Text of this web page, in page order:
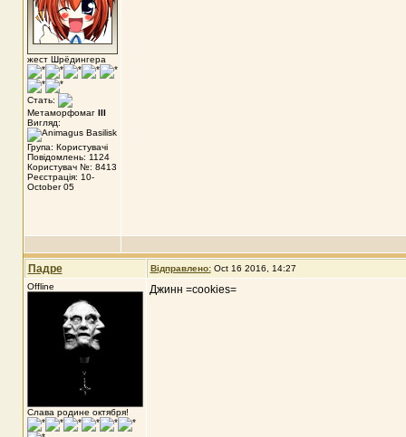
жест Шрёдингера
Стать:
Метаморфомаг III
Вигляд:
Група: Користувачі
Повідомлень: 1124
Користувач №: 8413
Реєстрація: 10-
October 05
Падре Відправлено: Oct 16 2016, 14:27
Offline
Слава родине октября!
Джинн =cookies=